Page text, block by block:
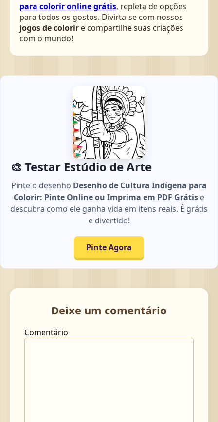
para colorir online grátis, repleta de opções
para todos os gostos. Divirta-se com nossos
jogos de colorir e compartilhe suas criações
com o mundo!
🎨 Testar Estúdio de Arte
Pinte o desenho Desenho de Cultura Indígena para
Colorir: Pinte Online ou Imprima em PDF Grátis e
descubra como ele ganha vida em itens reais. É grátis
e divertido!
Pinte Agora
Deixe um comentário
Comentário